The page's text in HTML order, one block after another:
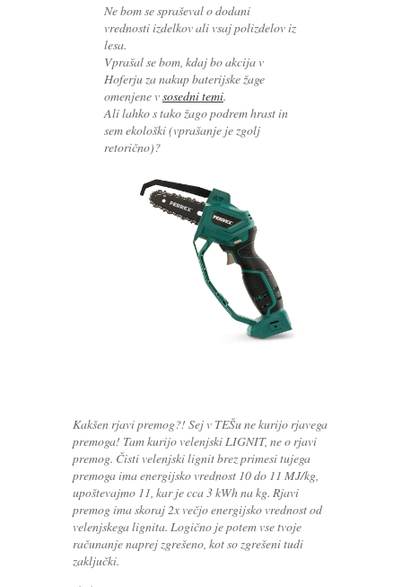
Ne bom se spraševal o dodani
vrednosti izdelkov ali vsaj polizdelov iz
lesa.
Vprašal se bom, kdaj bo akcija v
Hoferju za nakup baterijske žage
omenjene vsosedni temi.
Ali lahko s tako žago podrem hrast in
sem ekološki (vprašanje je zgolj
retorično)?
Kakšen rjavi premog?! Sej v TEŠu ne kurijo rjavega
premoga! Tam kurijo velenjski LIGNIT, ne o rjavi
premog. Čisti velenjski lignit brez primesi tujega
premoga ima energijsko vrednost 10 do 11 MJ/kg,
upoštevajmo 11, kar je cca 3 kWh na kg. Rjavi
premog ima skoraj 2x večjo energijsko vrednost od
velenjskega lignita. Logično je potem vse tvoje
računanje naprej zgrešeno, kot so zgrešeni tudi
zaključki.